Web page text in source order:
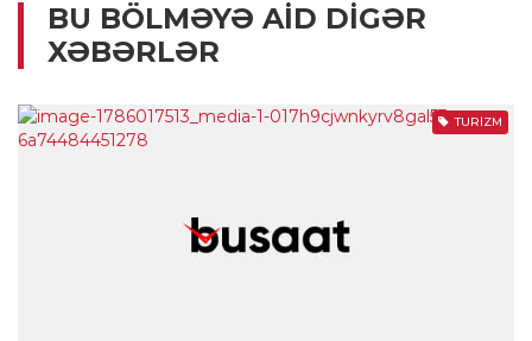
BU BÖLMƏYƏ AID DIGƏR
XƏBƏRLƏR
TURIZM